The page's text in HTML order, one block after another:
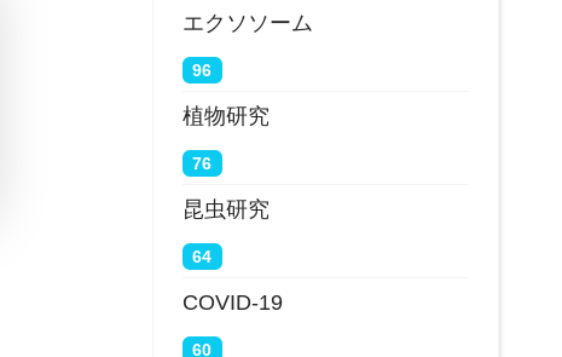
エクソソーム
96
植物研究
76
昆虫研究
64
COVID-19
60